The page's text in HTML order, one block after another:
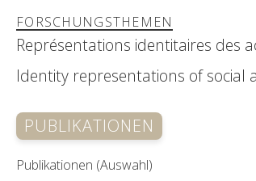
FORSCHUNGSTHEMEN
Représentations identitaires des
Identity representations of
PUBLIKATIONEN
Publikationen (Auswahl)